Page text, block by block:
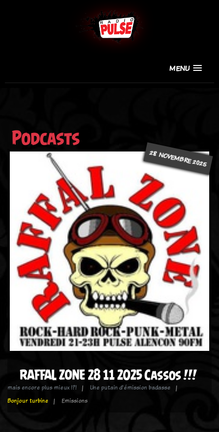
MENU
Podcasts
28 NOVEMBRE 2025
RAFFAL ZONE 28 11 2025 Cassos !!!
mais encore plus mieux !?!
Une putain d'émission badasse
Bonjour turbine
Emissions